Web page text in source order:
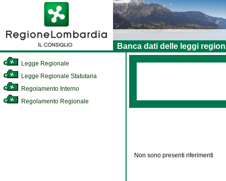
Banca dati delle leggi
Legge Regionale
Legge Regionale Statutaria
Regolamento Interno
Regolamento Regionale
Non sono presenti riferimenti